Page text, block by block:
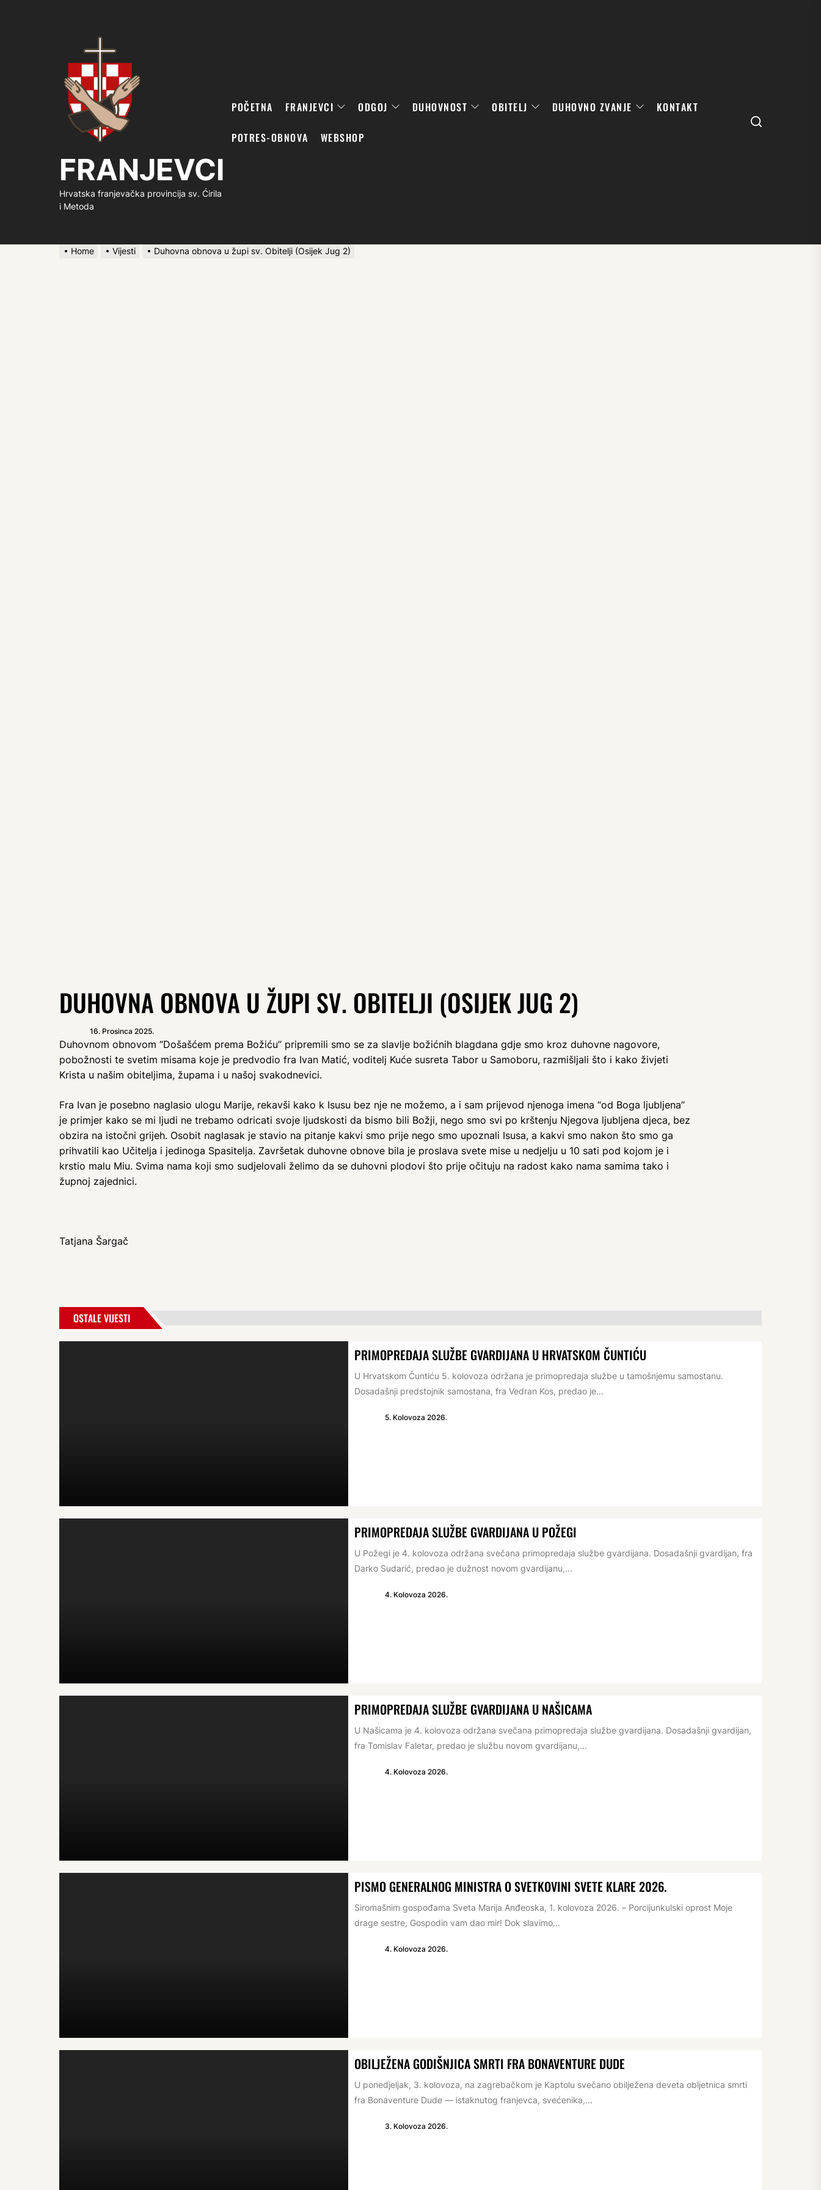
FRANJEVCI
Hrvatska franjevačka provincija sv. Ćirila
i Metoda
POČETNA FRANJEVCI ODGOJ DUHOVNOST OBITELJ DUHOVNO ZVANJE KONTAKT
POTRES-OBNOVA WEBSHOP
Search
Home Vijesti Duhovna obnova u župi sv. Obitelji (Osijek Jug 2)
DUHOVNA OBNOVA U ŽUPI SV. OBITELJI (OSIJEK JUG 2)
16. Prosinca 2025.
Duhovnom obnovom “Došašćem prema Božiću” pripremili smo se za slavlje božićnih blagdana gdje smo kroz duhovne nagovore,
pobožnosti te svetim misama koje je predvodio fra Ivan Matić, voditelj Kuće susreta Tabor u Samoboru, razmišljali što i kako živjeti
Krista u našim obiteljima, župama i u našoj svakodnevici.
Fra Ivan je posebno naglasio ulogu Marije, rekavši kako k Isusu bez nje ne možemo, a i sam prijevod njenoga imena “od Boga ljubljena”
je primjer kako se mi ljudi ne trebamo odricati svoje ljudskosti da bismo bili Božji, nego smo svi po krštenju Njegova ljubljena djeca, bez
obzira na istočni grijeh. Osobit naglasak je stavio na pitanje kakvi smo prije nego smo upoznali Isusa, a kakvi smo nakon što smo ga
prihvatili kao Učitelja i jedinoga Spasitelja. Završetak duhovne obnove bila je proslava svete mise u nedjelju u 10 sati pod kojom je i
krstio malu Miu. Svima nama koji smo sudjelovali želimo da se duhovni plodovi što prije očituju na radost kako nama samima tako i
župnoj zajednici.
Tatjana Šargač
OSTALE VIJESTI
PRIMOPREDAJA SLUŽBE GVARDIJANA U HRVATSKOM ČUNTIĆU
U Hrvatskom Čuntiću 5. kolovoza održana je primopredaja službe u tamošnjemu samostanu.
Dosadašnji predstojnik samostana, fra Vedran Kos, predao je...
5. Kolovoza 2026.
PRIMOPREDAJA SLUŽBE GVARDIJANA U POŽEGI
U Požegi je 4. kolovoza održana svečana primopredaja službe gvardijana. Dosadašnji gvardijan, fra
Darko Sudarić, predao je dužnost novom gvardijanu,...
4. Kolovoza 2026.
PRIMOPREDAJA SLUŽBE GVARDIJANA U NAŠICAMA
U Našicama je 4. kolovoza održana svečana primopredaja službe gvardijana. Dosadašnji gvardijan,
fra Tomislav Faletar, predao je službu novom gvardijanu,...
4. Kolovoza 2026.
PISMO GENERALNOG MINISTRA O SVETKOVINI SVETE KLARE 2026.
Siromašnim gospođama Sveta Marija Anđeoska, 1. kolovoza 2026. – Porcijunkulski oprost Moje
drage sestre, Gospodin vam dao mir! Dok slavimo...
4. Kolovoza 2026.
OBILJEŽENA GODIŠNJICA SMRTI FRA BONAVENTURE DUDE
U ponedjeljak, 3. kolovoza, na zagrebačkom je Kaptolu svečano obilježena deveta obljetnica smrti
fra Bonaventure Dude — istaknutog franjevca, svećenika,...
3. Kolovoza 2026.